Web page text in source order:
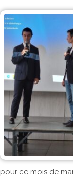
pour ce mois de